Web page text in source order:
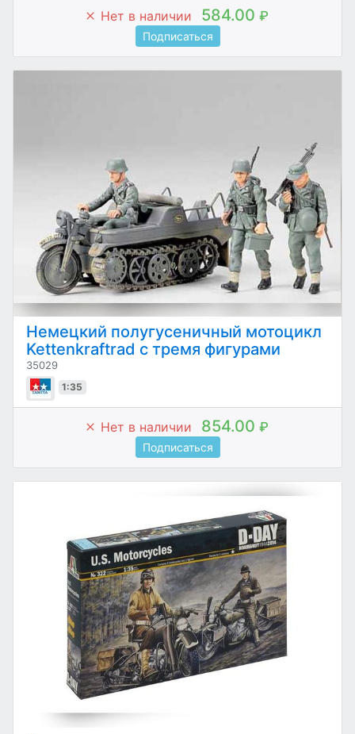
Нет в наличии 584.00 ₽
Подписаться
Немецкий полугусеничный мотоцикл
Kettenkraftrad с тремя фигурами
35029
1:35
Нет в наличии 854.00 ₽
Подписаться